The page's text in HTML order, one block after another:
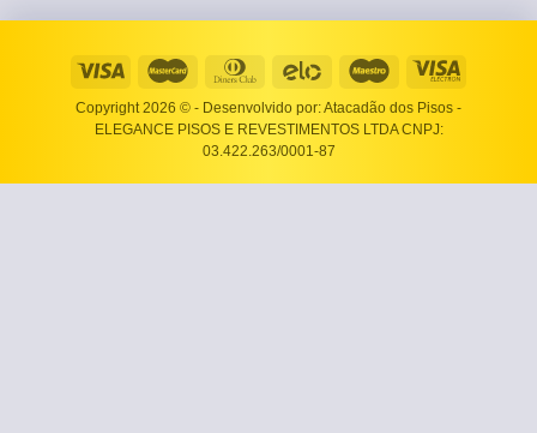
Copyright 2026 © - Desenvolvido por: Atacadão dos Pisos -
ELEGANCE PISOS E REVESTIMENTOS LTDA CNPJ:
03.422.263/0001-87